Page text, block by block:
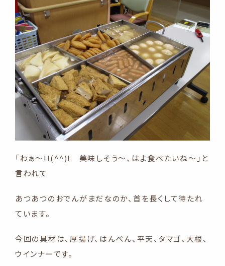
「わぁ～!!(^^)! 美味しそう～、はよ食べたいね～」と
言われて
あつあつのおでんがまだなのか、首を長くして待たれ
ています。
今回の具材は、厚揚げ、はんぺん、平天、タマゴ、大根、
ウインナーです。